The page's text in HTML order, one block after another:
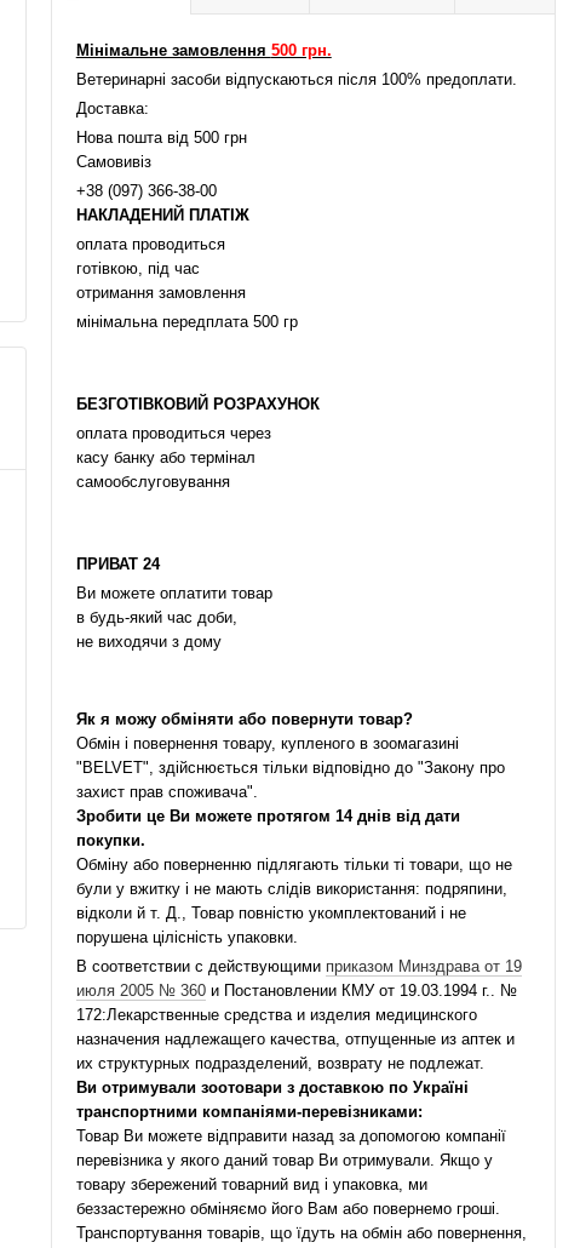
Мінімальне замовлення 500 грн.
Ветеринарні засоби відпускаються після 100% предоплати.
Доставка:
Нова пошта від 500 грн
Самовивіз
+38 (097) 366-38-00
НАКЛАДЕНИЙ ПЛАТІЖ
оплата проводиться
готівкою, під час
отримання замовлення
мінімальна передплата 500 гр
БЕЗГОТІВКОВИЙ РОЗРАХУНОК
оплата проводиться через
касу банку або термінал
самообслуговування
ПРИВАТ 24
Ви можете оплатити товар
в будь-який час доби,
не виходячи з дому
Як я можу обміняти або повернути товар?
Обмін і повернення товару, купленого в зоомагазині
"BELVET", здійснюється тільки відповідно до "Закону про
захист прав споживача".
Зробити це Ви можете протягом 14 днів від дати
покупки.
Обміну або поверненню підлягають тільки ті товари, що не
були у вжитку і не мають слідів використання: подряпини,
відколи й т. Д., Товар повністю укомплектований і не
порушена цілісність упаковки.
В соответствии с действующими приказом Минздрава от 19
июля 2005 № 360и Постановлении КМУ от 19.03.1994 г.. №
172:Лекарственные средства и изделия медицинского
назначения надлежащего качества, отпущенные из аптек и
их структурных подразделений, возврату не подлежат.
Ви отримували зоотовари з доставкою по Україні
транспортними компаніями-перевізниками:
Товар Ви можете відправити назад за допомогою компанії
перевізника у якого даний товар Ви отримували. Якщо у
товару збережений товарний вид і упаковка, ми
беззастережно обміняємо його Вам або повернемо гроші.
Транспортування товарів, що їдуть на обмін або повернення,